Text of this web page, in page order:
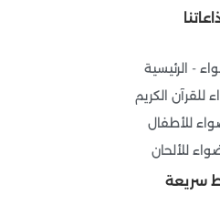
r
m
-
f
- الرئيسية
للقرآن الكريم
للأطفال
للألحان
سريعة